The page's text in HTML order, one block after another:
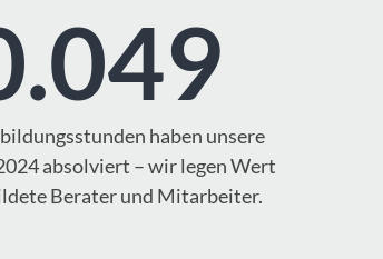
haben unsere
absolviert – wir legen Wert
Berater und Mitarbeiter.